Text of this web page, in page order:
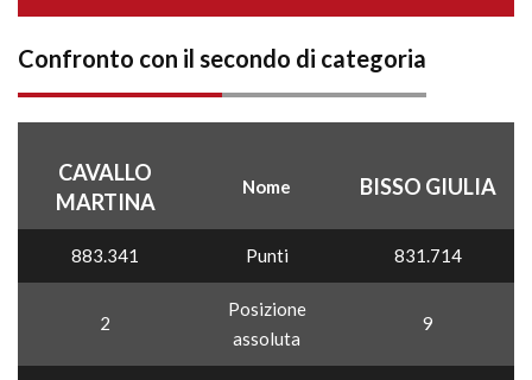
Confronto con il secondo di categoria
CAVALLO
MARTINA
Nome BISSO GIULIA
883.341 Punti 831.714
2
Posizione
assoluta
9